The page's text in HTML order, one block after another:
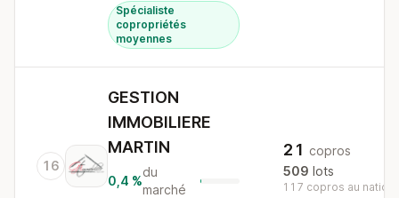
Spécialiste
copropriétés
moyennes
16
GESTION
IMMOBILIERE
MARTIN
0,4 %
du
marché
21 copros
509 lots
117 copros au